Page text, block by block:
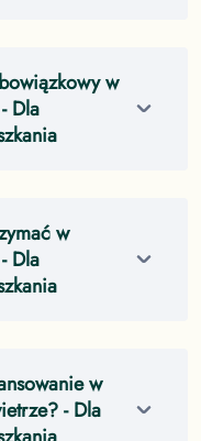
w
- Dla
w
- Dla
w
- Dla